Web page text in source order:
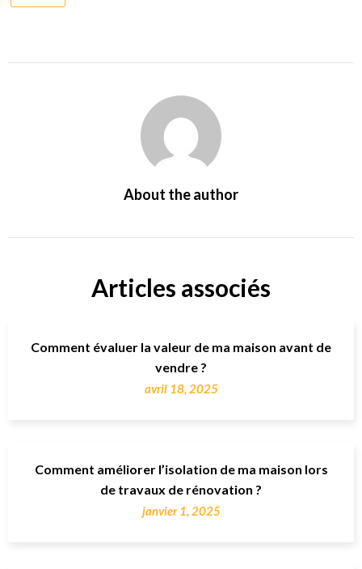
About the author
Articles associés
Comment évaluer la valeur de ma maison avant de
vendre ?
avril 18, 2025
Comment améliorer l’isolation de ma maison lors
de travaux de rénovation ?
janvier 1, 2025